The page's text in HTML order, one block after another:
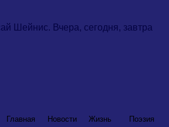
Главная Новости Жизнь Поэзия